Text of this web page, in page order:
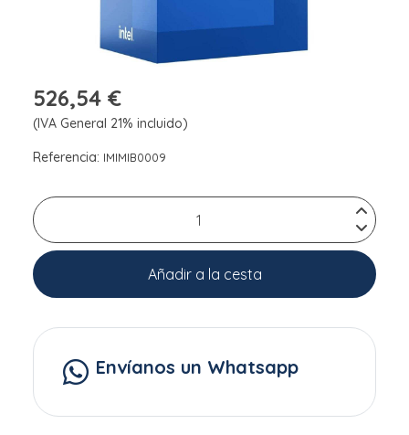
526,54 €
(IVA General 21% incluido)
Referencia: IMIMIB0009
Añadir a la cesta
Envíanos un Whatsapp